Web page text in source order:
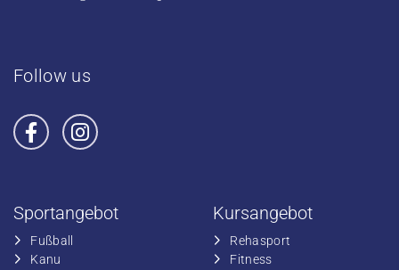
Follow us
Sportangebot
Fußball
​Kanu
Kursangebot
​Rehasport
​​Fitness